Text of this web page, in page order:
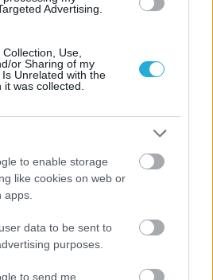
Advertising.
Use,
or Sharing of my
Unrelated with the
was collected.
to enable storage
like cookies on web or
data to be sent to
purposes.
to send me
διεθνείς μας στο τουρνουά του